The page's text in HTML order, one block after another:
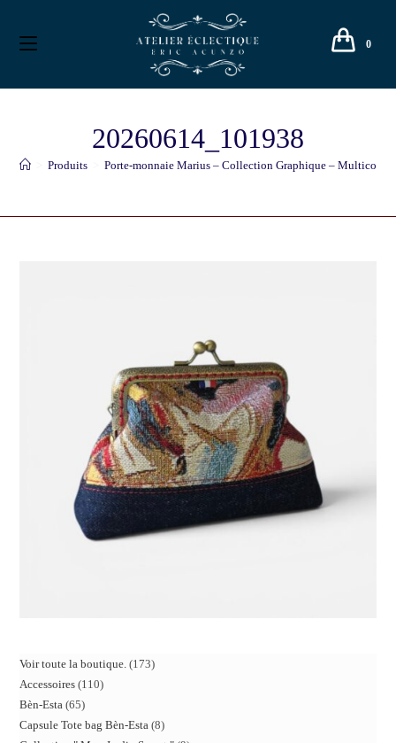
0
20260614_101938
Produits Porte-monnaie Marius – Collection Graphique –
Voir toute la boutique. 173
Accessoires 110
Bèn-Esta 65
Capsule Tote bag Bèn-Esta 8